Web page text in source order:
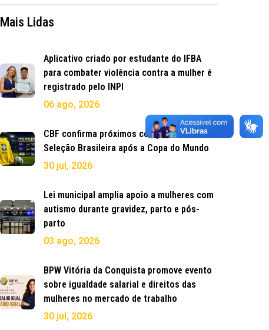
Mais Lidas
Aplicativo criado por estudante do IFBA
para combater violência contra a mulher é
registrado pelo INPI
06 ago, 2026
CBF confirma próximos compromissos da
Seleção Brasileira após a Copa do Mundo
30 jul, 2026
Lei municipal amplia apoio a mulheres com
autismo durante gravidez, parto e pós-
parto
03 ago, 2026
BPW Vitória da Conquista promove evento
sobre igualdade salarial e direitos das
mulheres no mercado de trabalho
30 jul, 2026